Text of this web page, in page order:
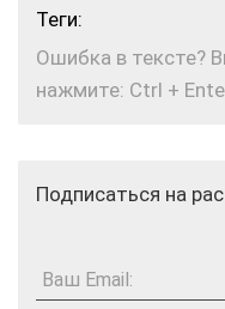
Теги:
Ошибка в тексте?
нажмите: Ctrl +
Подписаться на
Ваш Email: